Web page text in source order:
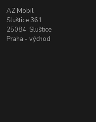
AZ Mobil
Sluštice 361
25084 Sluštice
Praha - východ